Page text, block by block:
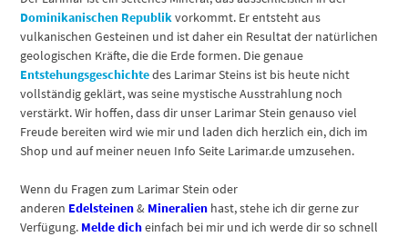
Dominikanischen Republikvorkommt. Er entsteht aus
vulkanischen Gesteinen und ist daher ein Resultat der natürlichen
geologischen Kräfte, die die Erde formen. Die genaue
Entstehungsgeschichtedes Larimar Steins ist bis heute nicht
vollständig geklärt, was seine mystische Ausstrahlung noch
verstärkt. Wir hoffen, dass dir unser Larimar Stein genauso viel
Freude bereiten wird wie mir und laden dich herzlich ein, dich im
Shop und auf meiner neuen Info Seite Larimar.de umzusehen.
Wenn du Fragen zum Larimar Stein oder
anderen Edelsteinen& Mineralien hast, stehe ich dir gerne zur
Verfügung. Melde dicheinfach bei mir und ich werde dir so schnell